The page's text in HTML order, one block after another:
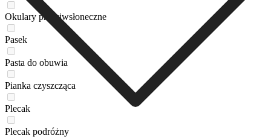
Okulary przeciwsłoneczne
Pasek
Pasta do obuwia
Pianka czyszcząca
Plecak
Plecak podróżny